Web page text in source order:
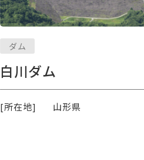
ダム
白川ダム
[所在地] 山形県